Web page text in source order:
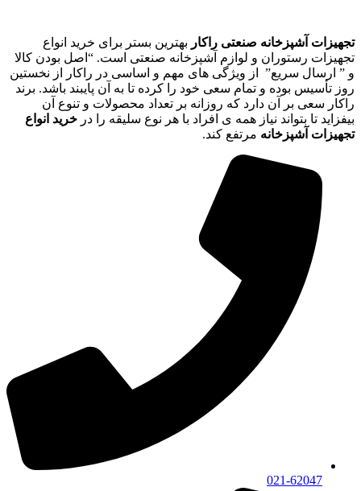
تجهیزات آشپزخانه صنعتی راکار بهترین بستر برای خرید انواع
تجهیزات رستوران و لوازم آشپزخانه صنعتی است. “اصل بودن کالا
و ” ارسال سریع” از ویژگی های مهم و اساسی در راکار از نخستین
روز تأسیس بوده و تمام سعی خود را کرده تا به آن پایبند باشد. برند
راکار سعی بر آن دارد که روزانه بر تعداد محصولات و تنوع آن
بیفزاید تا بتواند نیاز همه ی افراد با هر نوع سلیقه را در خرید انواع
تجهیزات آشپزخانه مرتفع کند.
021-62047